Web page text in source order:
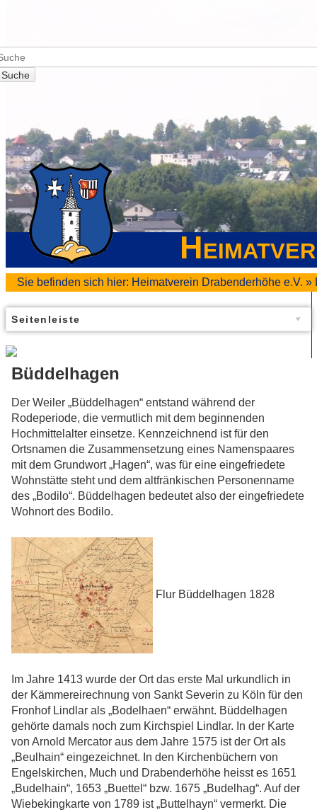
Suche
Sie befinden sich hier: Heimatverein Drabenderhöhe e.V. »
Seitenleiste
Büddelhagen
Der Weiler „Büddelhagen“ entstand während der
Rodeperiode, die vermutlich mit dem beginnenden
Hochmittelalter einsetze. Kennzeichnend ist für den
Ortsnamen die Zusammensetzung eines Namenspaares
mit dem Grundwort „Hagen“, was für eine eingefriedete
Wohnstätte steht und dem altfränkischen Personenname
des „Bodilo“. Büddelhagen bedeutet also der eingefriedete
Wohnort des Bodilo.
Flur Büddelhagen 1828
Im Jahre 1413 wurde der Ort das erste Mal urkundlich in
der Kämmereirechnung von Sankt Severin zu Köln für den
Fronhof Lindlar als „Bodelhaen“ erwähnt. Büddelhagen
gehörte damals noch zum Kirchspiel Lindlar. In der Karte
von Arnold Mercator aus dem Jahre 1575 ist der Ort als
„Beulhain“ eingezeichnet. In den Kirchenbüchern von
Engelskirchen, Much und Drabenderhöhe heisst es 1651
„Budelhain“, 1653 „Buettel“ bzw. 1675 „Budelhag“. Auf der
Wiebekingkarte von 1789 ist „Buttelhayn“ vermerkt. Die